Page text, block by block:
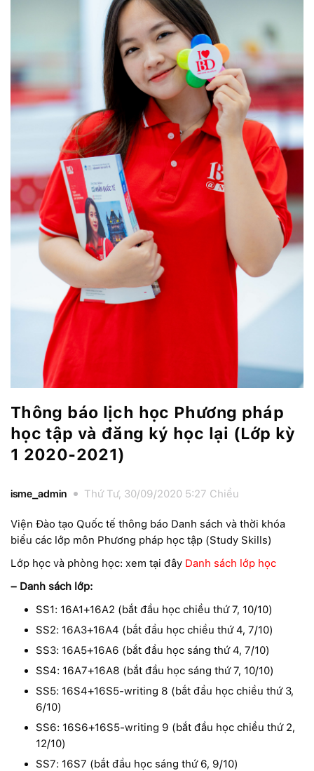
Thông báo lịch học Phương pháp
học tập và đăng ký học lại (Lớp kỳ
1 2020-2021)
isme_admin Thứ Tư, 30/09/2020 5:27 Chiều
Viện Đào tạo Quốc tế thông báo Danh sách và thời khóa
biểu các lớp môn Phương pháp học tập (Study Skills)
Lớp học và phòng học: xem tại đây Danh sách lớp học
– Danh sách lớp:
SS1: 16A1+16A2 (bắt đầu học chiều thứ 7, 10/10)
SS2: 16A3+16A4 (bắt đầu học chiều thứ 4, 7/10)
SS3: 16A5+16A6 (bắt đầu học sáng thứ 4, 7/10)
SS4: 16A7+16A8 (bắt đầu học sáng thứ 7, 10/10)
SS5: 16S4+16S5-writing 8 (bắt đầu học chiều thứ 3,
6/10)
SS6: 16S6+16S5-writing 9 (bắt đầu học chiều thứ 2,
12/10)
SS7: 16S7 (bắt đầu học sáng thứ 6, 9/10)